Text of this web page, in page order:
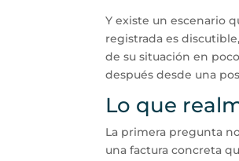
Y existe un escenario
registrada es
de su situación en
después desde una
Lo que
La primera pregunta
una factura concreta